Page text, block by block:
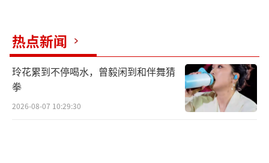
热点新闻
玲花累到不停喝水，曾毅闲到和伴舞猜
拳
2026-08-07 10:29:30